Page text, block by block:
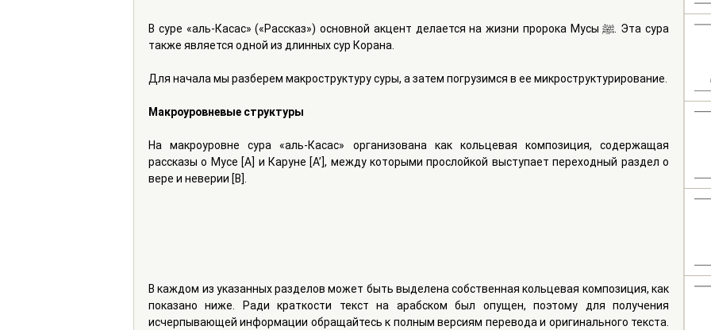
В суре «аль-Касас» («Рассказ») основной акцент делается на жизни пророка Мусы ﷺ. Эта сура
также является одной из длинных сур Корана.
Для начала мы разберем макроструктуру суры, а затем погрузимся в ее микроструктурирование.
Макроуровневые структуры
На макроуровне сура «аль-Касас» организована как кольцевая композиция, содержащая
рассказы о Мусе [A] и Каруне [A’], между которыми прослойкой выступает переходный раздел о
вере и неверии [B].
В каждом из указанных разделов может быть выделена собственная кольцевая композиция, как
показано ниже. Ради краткости текст на арабском был опущен, поэтому для получения
исчерпывающей информации обращайтесь к полным версиям перевода и оригинального текста.